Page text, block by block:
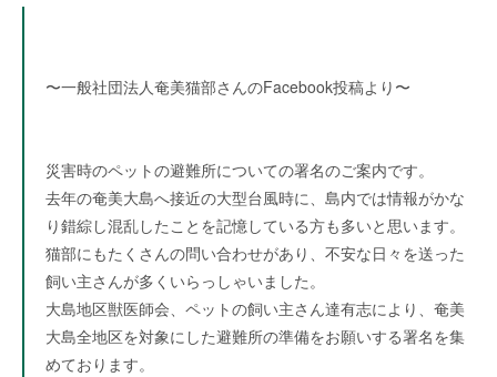
〜一般社団法人奄美猫部さんのFacebook投稿より〜
災害時のペットの避難所についての署名のご案内です。
去年の奄美大島へ接近の大型台風時に、島内では情報がかな
り錯綜し混乱したことを記憶している方も多いと思います。
猫部にもたくさんの問い合わせがあり、不安な日々を送った
飼い主さんが多くいらっしゃいました。
大島地区獣医師会、ペットの飼い主さん達有志により、奄美
大島全地区を対象にした避難所の準備をお願いする署名を集
めております。